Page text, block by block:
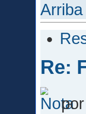
Arriba
Re:
por